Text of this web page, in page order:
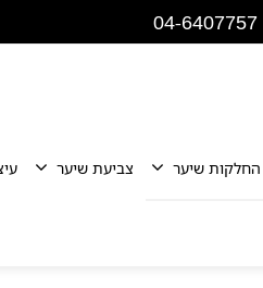
החלקות שיער צביעת שיער